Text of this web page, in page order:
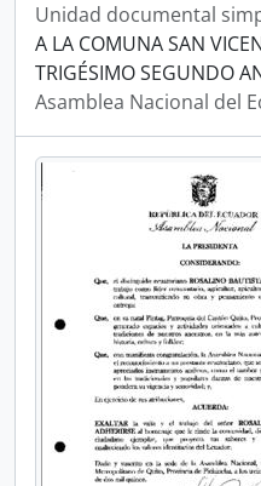
Unidad documental
A LA COMUNA SAN
TRIGÉSIMO SEGUNDO
Asamblea Nacional del